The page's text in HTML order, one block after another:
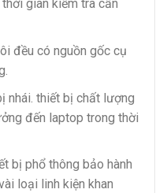
gian kiểm tra cẩn
đều có nguồn gốc cụ
nhái. thiết bị chất lượng
đến laptop trong thời
bị phổ thông bảo hành
loại linh kiện khan